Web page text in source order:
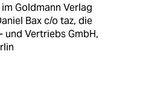
Goldmann Verlag
Bax c/o taz, die
und Vertriebs GmbH,